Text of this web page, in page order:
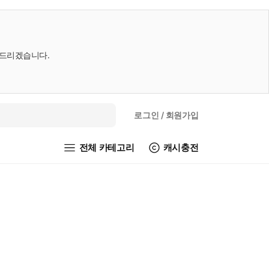
리겠습니다.
로그인 / 회원가입
전체 카테고리 캐시충전